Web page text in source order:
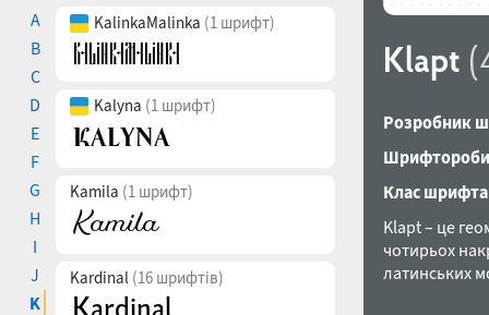
A
B
C
D
E
F
G
H
I
J
K
KalinkaMalinka (1 шрифт)
Kalyna (1 шрифт)
Kamila (1 шрифт)
Kardinal (16 шрифтів)
Klapt
Розробник
Клас
Klapt – це
чотирьох
латинських